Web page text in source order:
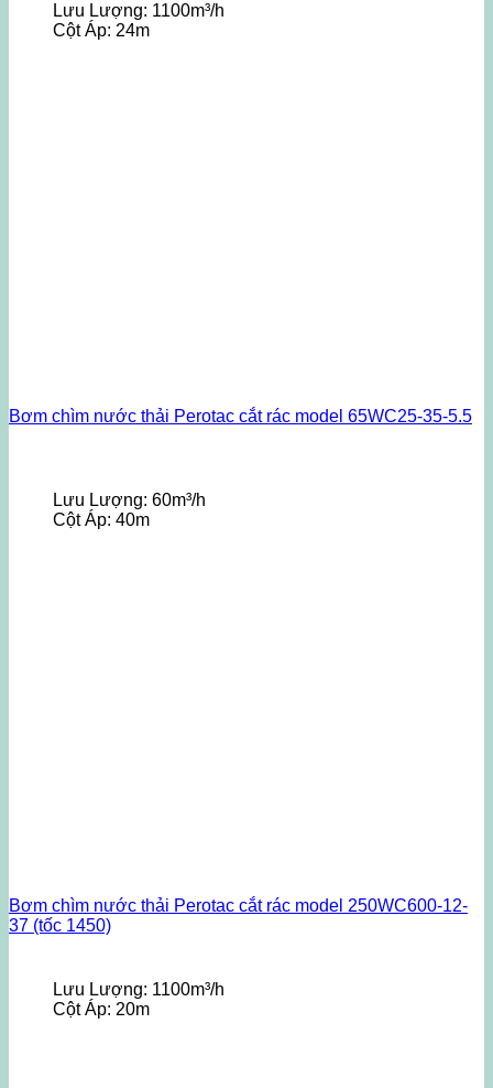
Lưu Lượng: 1100m³/h
Cột Áp: 24m
Bơm chìm nước thải Perotac cắt rác model 65WC25-35-5.5
Lưu Lượng: 60m³/h
Cột Áp: 40m
Bơm chìm nước thải Perotac cắt rác model 250WC600-12-
37 (tốc 1450)
Lưu Lượng: 1100m³/h
Cột Áp: 20m